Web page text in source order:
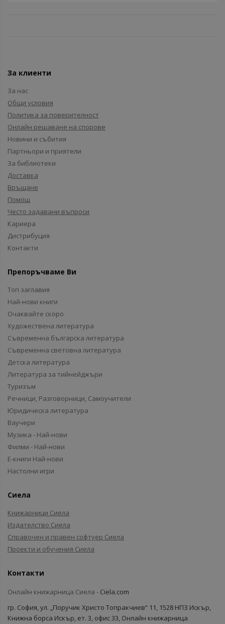
За клиенти
За нас
Общи условия
Политика за поверителност
Онлайн решаване на спорове
Новини и събития
Партньори и приятели
За библиотеки
Доставка
Връщане
Помощ
Често задавани въпроси
Кариера
Дистрибуция
Контакти
Препоръчваме Ви
Топ заглавия
Най-нови книги
Очаквайте скоро
Художествена литература
Съвременна българска литература
Съвременна световна литература
Детска литература
Литература за тийнейджъри
Туризъм
Речници, Разговорници, Самоучители
Юридическа литература
Ваучери
Музика - Най-нови
Филми - Най-нови
Е-книги Най-нови
Настолни игри
Сиела
Книжарници Сиела
Издателство Сиела
Справочен и правен софтуер Сиела
Проекти и обучения Сиела
Контакти
Онлайн книжарница Сиела - Ciela.com
гр. София, ул. „Поручик Христо Топракчиев“ 11, 1528 НПЗ Искър,
Книжна борса Искър, ет. 3, офис 33, Онлайн книжарница